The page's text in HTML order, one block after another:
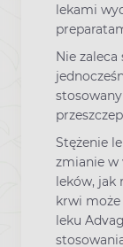
lekami
Nie
Stężenie
zmianie w
leków, jak
krwi może
leku